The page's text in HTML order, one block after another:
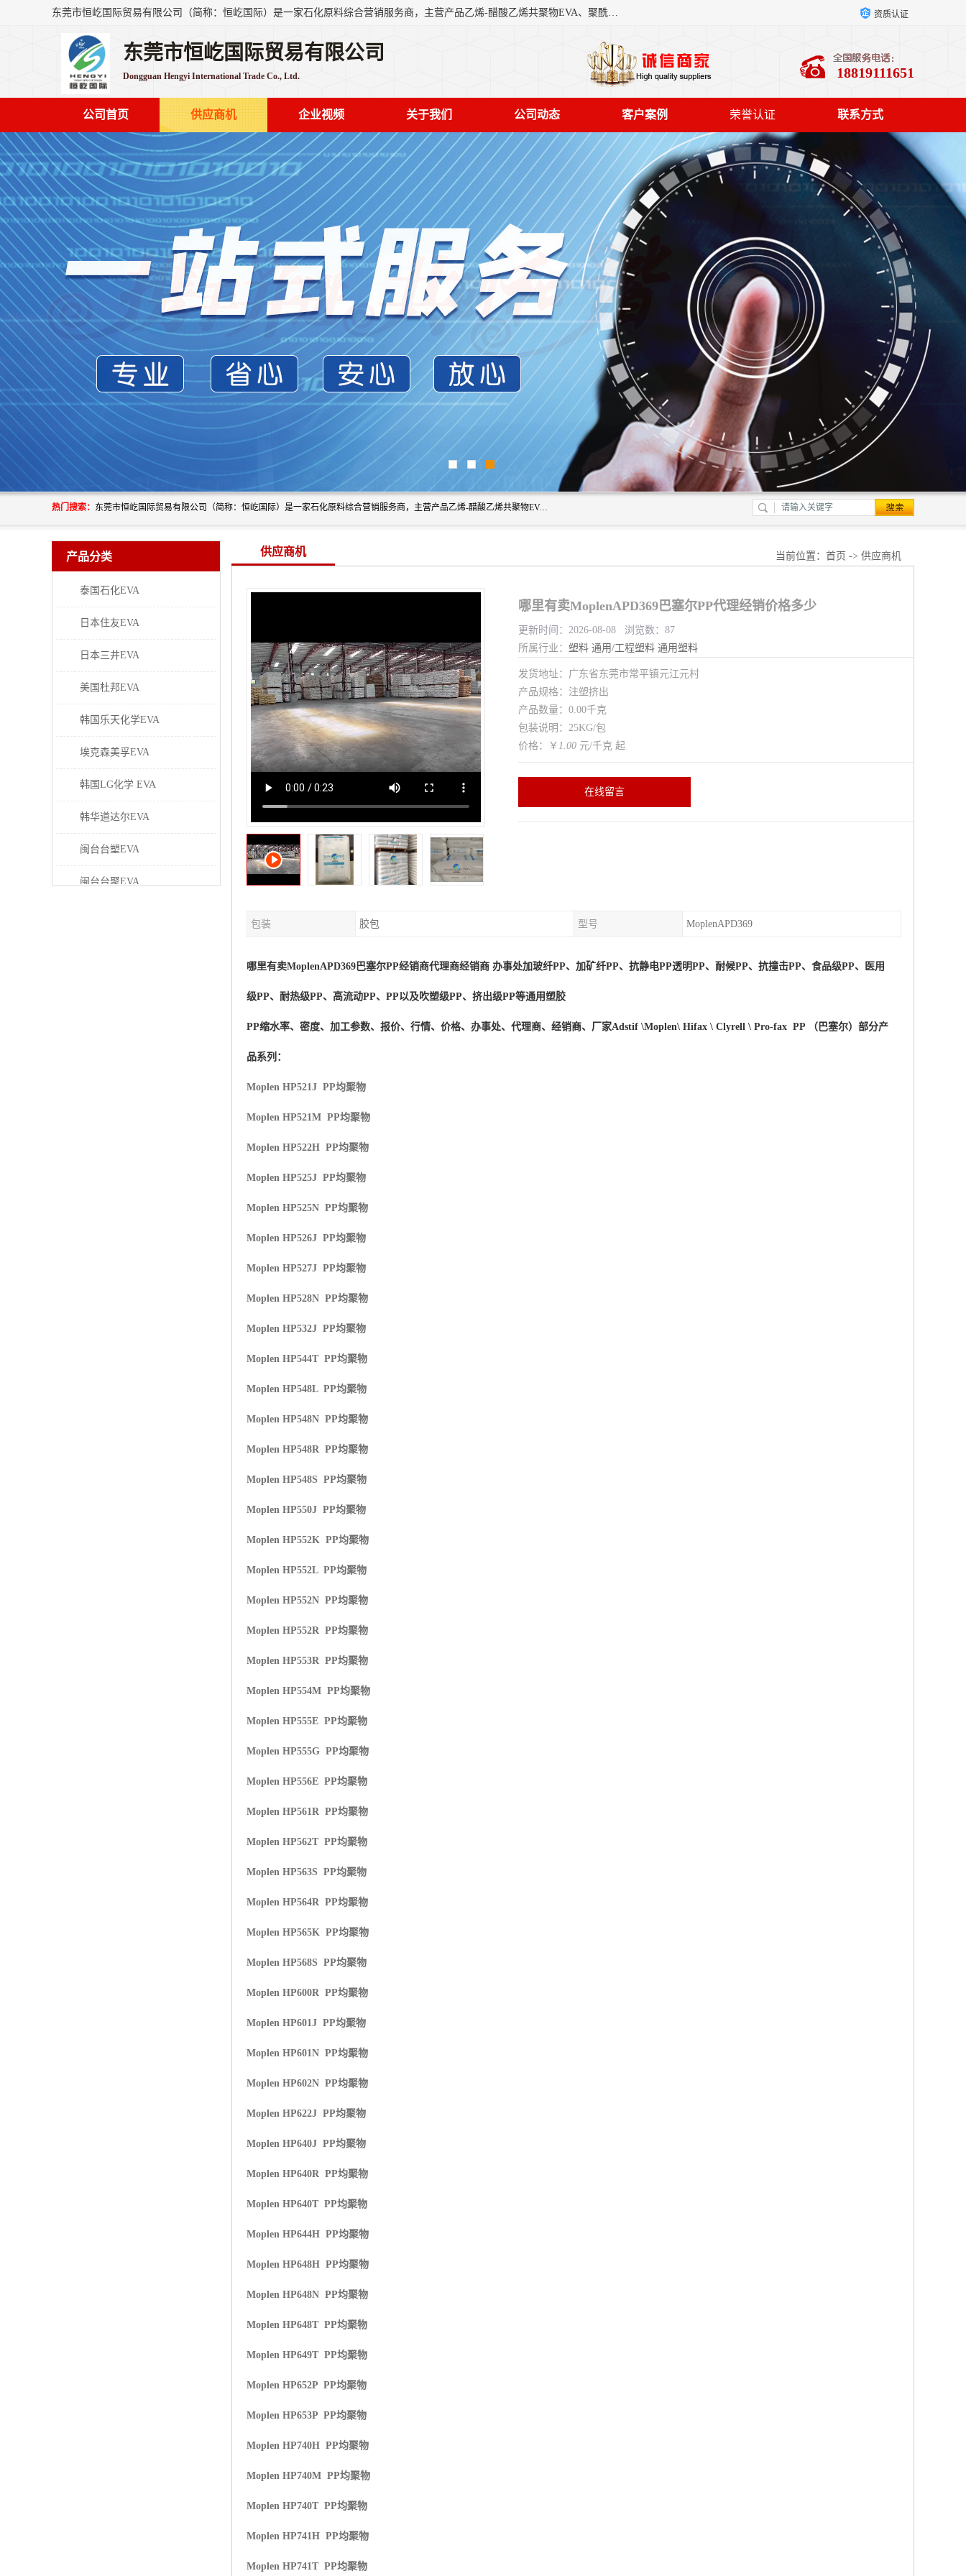
东莞市恒屹国际贸易有限公司（简称：恒屹国际）是一家石化原料综合营销服务商，主营产品乙烯-醋酸乙烯共聚物EVA、聚酰胺PA（尼龙）、醚酯型热塑弹性体TPEE等，公司秉承以市场为导向的战略思想，致力于大宗石化原料在中国市场的营销服务业务，为客户提供一站式的全面服务。 资质认证
东莞市恒屹国际贸易有限公司
Dongguan Hengyi International Trade Co., Ltd. 18819111651
公司首页 供应商机 企业视频 关于我们 公司动态 客户案例 荣誉认证 联系方式
热门搜索： 东莞市恒屹国际贸易有限公司（简称：恒屹国际）是一家石化原料综合营销服务商，主营产品乙烯-醋酸乙烯共聚物EVA、聚酰胺PA（尼龙）、醚酯型热塑弹性体TPEE等，公司秉承以市场为导向的战略思想，致力于大宗石化原料在中国市场的营销服务业务，为客户提供一站式的全面服务。
产品分类
泰国石化EVA
日本住友EVA
日本三井EVA
美国杜邦EVA
韩国乐天化学EVA
埃克森美孚EVA
韩国LG化学 EVA
韩华道达尔EVA
闽台台塑EVA
闽台台聚EVA
供应商机 当前位置： 首页 -> 供应商机
哪里有卖MoplenAPD369巴塞尔PP代理经销价格多少
更新时间：2026-08-08 浏览数：87
所属行业： 塑料 通用/工程塑料 通用塑料
发货地址：广东省东莞市常平镇元江元村
产品规格：注塑挤出
产品数量：0.00千克
包装说明：25KG/包
价格：￥ 1.00 元/千克 起
在线留言
包装 胶包 型号 MoplenAPD369
哪里有卖MoplenAPD369 巴塞尔PP经销商代理商经销商 办事处加玻纤PP、加矿纤PP、抗静电PP透明PP、耐候PP、抗撞击PP、食品级PP、医用
级PP、耐热级PP、高流动PP、PP以及吹塑级PP、挤出级PP等通用塑胶
PP缩水率、密度、加工参数、报价、行情、价格、办事处、代理商、经销商、厂家Adstif \Moplen\ Hifax \ Clyrell \ Pro-fax PP （巴塞尔）部分产
品系列：
Moplen HP521J PP均聚物
Moplen HP521M PP均聚物
Moplen HP522H PP均聚物
Moplen HP525J PP均聚物
Moplen HP525N PP均聚物
Moplen HP526J PP均聚物
Moplen HP527J PP均聚物
Moplen HP528N PP均聚物
Moplen HP532J PP均聚物
Moplen HP544T PP均聚物
Moplen HP548L PP均聚物
Moplen HP548N PP均聚物
Moplen HP548R PP均聚物
Moplen HP548S PP均聚物
Moplen HP550J PP均聚物
Moplen HP552K PP均聚物
Moplen HP552L PP均聚物
Moplen HP552N PP均聚物
Moplen HP552R PP均聚物
Moplen HP553R PP均聚物
Moplen HP554M PP均聚物
Moplen HP555E PP均聚物
Moplen HP555G PP均聚物
Moplen HP556E PP均聚物
Moplen HP561R PP均聚物
Moplen HP562T PP均聚物
Moplen HP563S PP均聚物
Moplen HP564R PP均聚物
Moplen HP565K PP均聚物
Moplen HP568S PP均聚物
Moplen HP600R PP均聚物
Moplen HP601J PP均聚物
Moplen HP601N PP均聚物
Moplen HP602N PP均聚物
Moplen HP622J PP均聚物
Moplen HP640J PP均聚物
Moplen HP640R PP均聚物
Moplen HP640T PP均聚物
Moplen HP644H PP均聚物
Moplen HP648H PP均聚物
Moplen HP648N PP均聚物
Moplen HP648T PP均聚物
Moplen HP649T PP均聚物
Moplen HP652P PP均聚物
Moplen HP653P PP均聚物
Moplen HP740H PP均聚物
Moplen HP740M PP均聚物
Moplen HP740T PP均聚物
Moplen HP741H PP均聚物
Moplen HP741T PP均聚物